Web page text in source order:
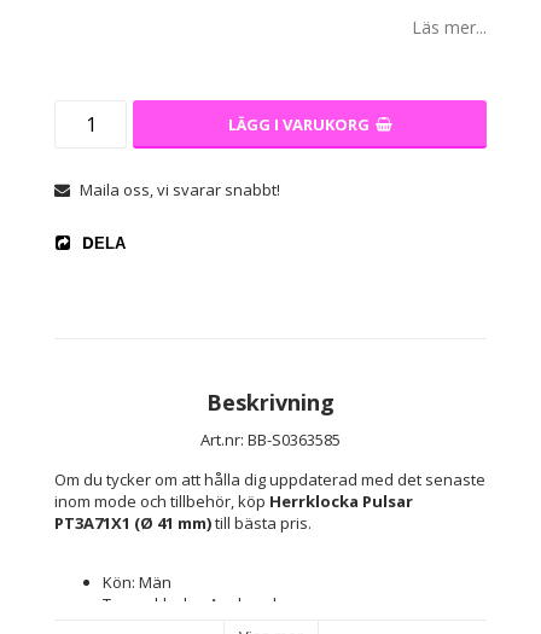
Läs mer...
LÄGG I VARUKORG
Maila oss, vi svarar snabbt!
DELA
Beskrivning
Art.nr: BB-S0363585
Om du tycker om att hålla dig uppdaterad med det senaste
inom mode och tillbehör, köp Herrklocka Pulsar
PT3A71X1 (Ø 41 mm) till bästa pris.
Kön: Män
Typ av klocka: Armbandsur